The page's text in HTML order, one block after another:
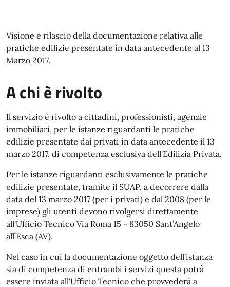
Visione e rilascio della documentazione relativa alle
pratiche edilizie presentate in data antecedente al 13
Marzo 2017.
A chi è rivolto
Il servizio è rivolto a cittadini, professionisti, agenzie
immobiliari, per le istanze riguardanti le pratiche
edilizie presentate dai privati in data antecedente il 13
marzo 2017, di competenza esclusiva dell'Edilizia Privata.
Per le istanze riguardanti esclusivamente le pratiche
edilizie presentate, tramite il SUAP, a decorrere dalla
data del 13 marzo 2017 (per i privati) e dal 2008 (per le
imprese) gli utenti devono rivolgersi direttamente
all'Ufficio Tecnico Via Roma 15 - 83050 Sant’Angelo
all’Esca (AV).
Nel caso in cui la documentazione oggetto dell'istanza
sia di competenza di entrambi i servizi questa potrà
essere inviata all'Ufficio Tecnico che provvederà a